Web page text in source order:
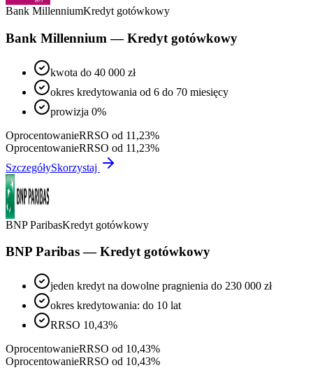
Bank MillenniumKredyt gotówkowy
Bank Millennium — Kredyt gotówkowy
kwota do 40 000 zł
okres kredytowania od 6 do 70 miesięcy
prowizja 0%
OprocentowanieRRSO od 11,23%
OprocentowanieRRSO od 11,23%
SzczegółySkorzystaj
BNP ParibasKredyt gotówkowy
BNP Paribas — Kredyt gotówkowy
jeden kredyt na dowolne pragnienia do 230 000 zł
okres kredytowania: do 10 lat
RRSO 10,43%
OprocentowanieRRSO od 10,43%
OprocentowanieRRSO od 10,43%